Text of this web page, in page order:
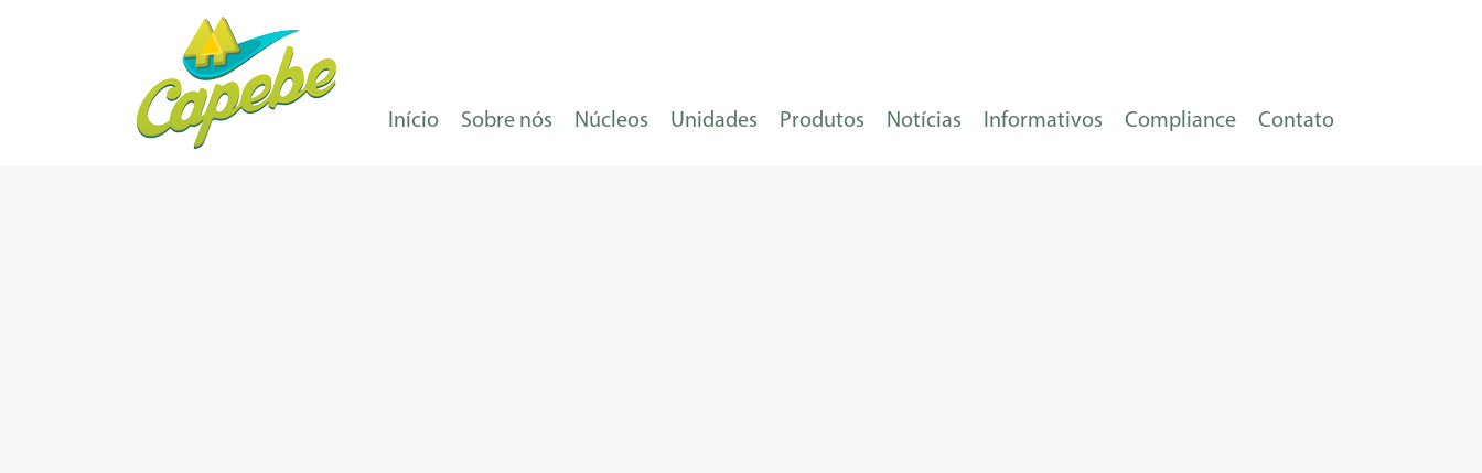
Início Sobre nós Núcleos Unidades Produtos Notícias Informativos Compliance Contato